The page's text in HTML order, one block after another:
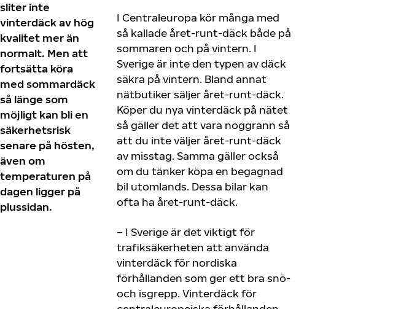
sliter inte
vinterdäck av hög
kvalitet mer än
normalt. Men att
fortsätta köra
med sommardäck
så länge som
möjligt kan bli en
säkerhetsrisk
senare på hösten,
även om
temperaturen på
dagen ligger på
plussidan.
I Centraleuropa kör många med
så kallade året-runt-däck både på
sommaren och på vintern. I
Sverige är inte den typen av däck
säkra på vintern. Bland annat
nätbutiker säljer året-runt-däck.
Köper du nya vinterdäck på nätet
så gäller det att vara noggrann så
att du inte väljer året-runt-däck
av misstag. Samma gäller också
om du tänker köpa en begagnad
bil utomlands. Dessa bilar kan
ofta ha året-runt-däck.
– I Sverige är det viktigt för
trafiksäkerheten att använda
vinterdäck för nordiska
förhållanden som ger ett bra snö-
och isgrepp. Vinterdäck för